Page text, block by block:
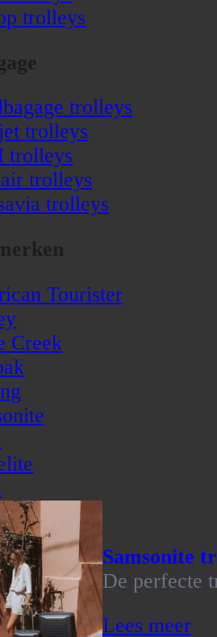
trolleys
trolleys
trolleys
trolleys
trolleys
trolleys
Tourister
Creek
Samsonite
De perfecte
Lees meer